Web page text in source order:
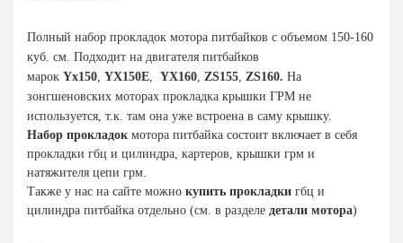
Полный набор прокладок мотора питбайков с объемом 150-160
куб. см. Подходит на двигателя питбайков
марок Yx150 YX150E YX160 ZS155 ZS160. На
зонгшеновских моторах прокладка крышки ГРМ не
используется, т.к. там она уже встроена в саму крышку.
Набор прокладок мотора питбайка состоит включает в себя
прокладки гбц и цилиндра, картеров, крышки грм и
натяжителя цепи грм.
Также у нас на сайте можно купить прокладки гбц и
цилиндра питбайка отдельно (см. в разделе детали мотора)